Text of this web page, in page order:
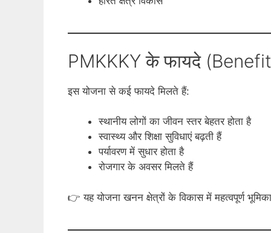
PMKKKY के फायदे
इस योजना से कई फायदे मिलते हैं:
स्थानीय लोगों का जीवन स्तर बेहतर होता है
स्वास्थ्य और शिक्षा सुविधाएं बढ़ती हैं
पर्यावरण में सुधार होता है
रोजगार के अवसर मिलते हैं
👉 यह योजना खनन क्षेत्रों के विकास में महत्वपूर्ण